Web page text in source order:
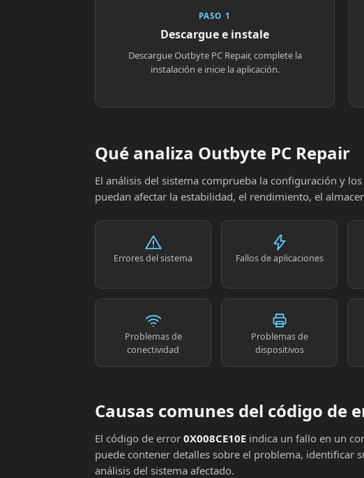
PASO 1
Descargue e instale
Descargue Outbyte PC Repair, complete la
instalación e inicie la aplicación.
Qué analiza Outbyte PC Repair
El análisis del sistema comprueba la configuración y
puedan afectar la estabilidad, el rendimiento, el
Errores del sistema Fallos de aplicaciones
Problemas de
conectividad
Problemas de
dispositivos
Causas comunes del código de
El código de error 0X008CE10E indica un fallo en un
puede contener detalles sobre el problema, identificar
análisis del sistema afectado.